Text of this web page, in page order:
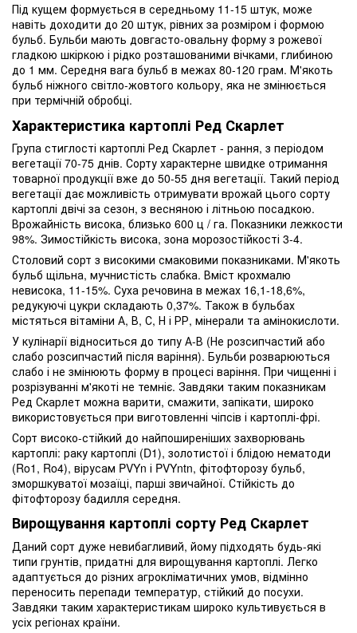
Під кущем формується в середньому 11-15 штук, може
навіть доходити до 20 штук, рівних за розміром і формою
бульб. Бульби мають довгасто-овальну форму з рожевої
гладкою шкіркою і рідко розташованими вічками, глибиною
до 1 мм. Середня вага бульб в межах 80-120 грам. М'якоть
бульб ніжного світло-жовтого кольору, яка не змінюється
при термічній обробці.
Характеристика картоплі Ред Скарлет
Група стиглості картоплі Ред Скарлет - рання, з періодом
вегетації 70-75 днів. Сорту характерне швидке отримання
товарної продукції вже до 50-55 дня вегетації. Такий період
вегетації дає можливість отримувати врожай цього сорту
картоплі двічі за сезон, з весняною і літньою посадкою.
Врожайність висока, близько 600 ц / га. Показники лежкости
98%. Зимостійкість висока, зона морозостійкості 3-4.
Столовий сорт з високими смаковими показниками. М'якоть
бульб щільна, мучнистість слабка. Вміст крохмалю
невисока, 11-15%. Суха речовина в межах 16,1-18,6%,
редукуючі цукри складають 0,37%. Також в бульбах
містяться вітаміни А, В, С, Н і РР, мінерали та амінокислоти.
У кулінарії відноситься до типу А-В (Не розсипчастий або
слабо розсипчастий після варіння). Бульби розварюються
слабо і не змінюють форму в процесі варіння. При чищенні і
розрізуванні м'якоті не темніє. Завдяки таким показникам
Ред Скарлет можна варити, смажити, запікати, широко
використовується при виготовленні чіпсів і картоплі-фрі.
Сорт високо-стійкий до найпоширеніших захворювань
картоплі: раку картоплі (D1), золотистої і блідою нематоди
(Ro1, Ro4), вірусам PVYn і PVYntn, фітофторозу бульб,
зморшкуватої мозаїці, парші звичайної. Стійкість до
фітофторозу бадилля середня.
Вирощування картоплі сорту Ред Скарлет
Даний сорт дуже невибагливий, йому підходять будь-які
типи грунтів, придатні для вирощування картоплі. Легко
адаптується до різних агрокліматичних умов, відмінно
переносить перепади температур, стійкий до посухи.
Завдяки таким характеристикам широко культивується в
усіх регіонах країни.